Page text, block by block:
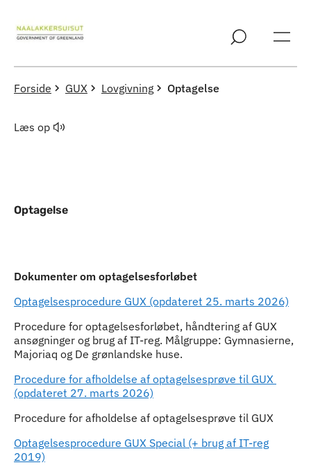
Forside GUX Lovgivning Optagelse
Læs op
Optagelse
Indhold
Dokumenter om optagelsesforløbet
Optagelsesprocedure GUX (opdateret 25. marts 2026)
Procedure for optagelsesforløbet, håndtering af GUX
ansøgninger og brug af IT-reg. Målgruppe: Gymnasierne,
Majoriaq og De grønlandske huse.
Procedure for afholdelse af optagelsesprøve til GUX
(opdateret 27. marts 2026)
Procedure for afholdelse af optagelsesprøve til GUX
Optagelsesprocedure GUX Special (+ brug af IT-reg
2019)